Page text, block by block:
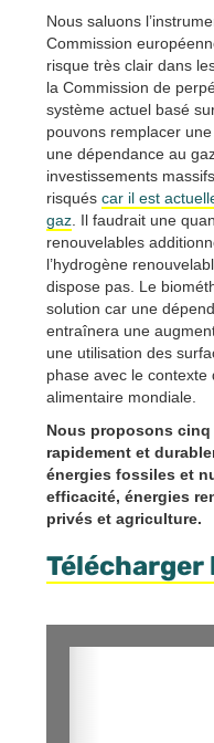
Nous saluons
Commission
risque très clair dans
la Commission de
système actuel basé
pouvons remplacer
une dépendance au
investissements
risqués car il est
gaz . Il faudrait une
renouvelables
l’hydrogène
dispose pas. Le
solution car une
entraînera une
une utilisation des
phase avec le
alimentaire mondiale.
Nous proposons
rapidement et
énergies fossiles et
efficacité, énergies
privés et agriculture.
Télécharger